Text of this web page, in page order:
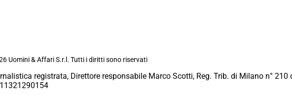
Uomini & Affari S.r.l. Tutti i diritti sono riservati
registrata, Direttore responsabile Marco Scotti, Reg. Trib. di Milano n° 210